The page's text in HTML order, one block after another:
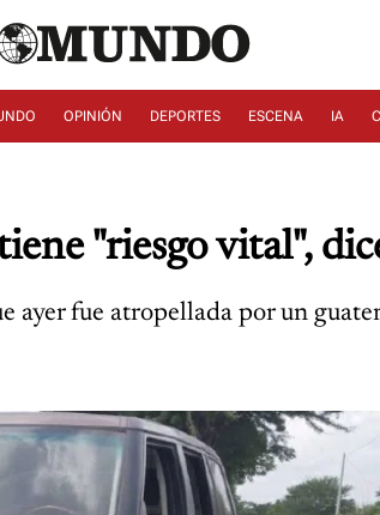
OPINIÓN DEPORTES ESCENA IA
"riesgo vital",
fue atropellada por un